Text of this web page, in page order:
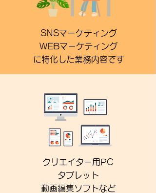
SNSマーケティング
WEBマーケティング
に特化した業務内容です
クリエイター用PC​
タブレット
動画編集ソフトなど